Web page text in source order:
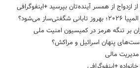
می‌شود؟
بر تنگه هرمز در کمیسیون امنیت ملی
دست‌های پنهان اسرائیل و مراکش؟
مالی
+اینفوگرافی